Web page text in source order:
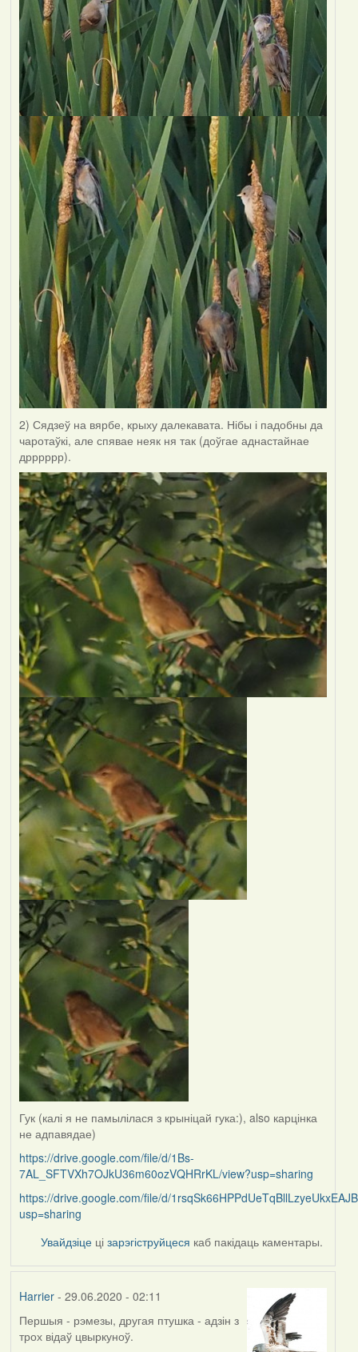
2) Сядзеў на вярбе, крыху далекавата. Нібы і падобны да
чаротаўкі, але спявае неяк ня так (доўгае аднастайнае
дрррррр).
Гук (калі я не памылілася з крыніцай гука:), also карцінка
не адпавядае)
https://drive.google.com/file/d/1Bs-
7AL_SFTVXh7OJkU36m60ozVQHRrKL/view?usp=sharing
https://drive.google.com/file/d/
usp=sharing
Увайдзіце цізарэгіструйцеся каб пакідаць каментары.
Harrier- 29.06.2020 - 02:11
In
reply
Першыя - рэмезы, другая птушка - адзін з
трох відаў цвыркуноў.